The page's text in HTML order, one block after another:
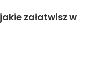
załatwisz w